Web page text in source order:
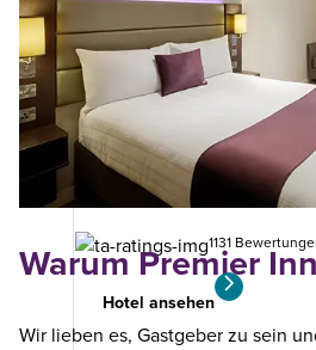
Newcastle (Holystone)
12.02
Ihrer
Suche
1131
Hotel ansehen
Warum Premier
Wir lieben es, Gastgeber zu sein